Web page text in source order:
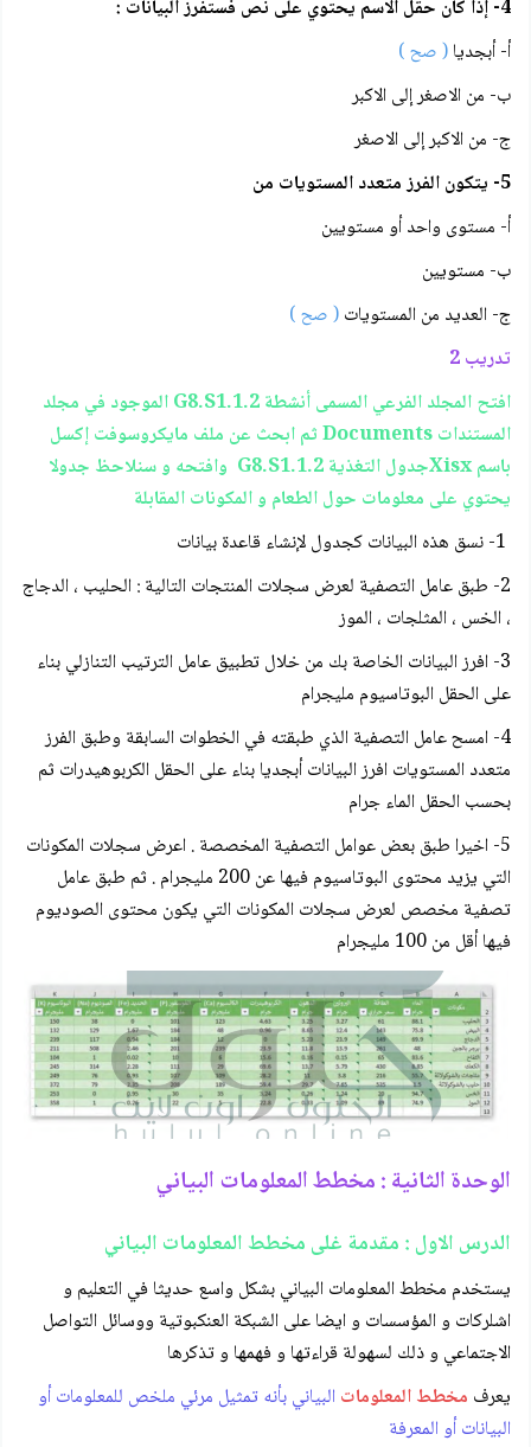
4- إذا كان حقل الاسم يحتوي على نص فستفرز البيانات :
أ- أبجديا( صح )
ب- من الاصغر إلى الاكبر
ج- من الاكبر إلى الاصغر
5- يتكون الفرز متعدد المستويات من
أ- مستوى واحد أو مستويين
ب- مستويين
ج- العديد من المستويات( صح )
تدريب 2
افتح المجلد الفرعي المسمى أنشطة G8.S1.1.2 الموجود في مجلد
المستندات Documents ثم ابحث عن ملف مايكروسوفت إكسل
باسم Xisxجدول التغذية G8.S1.1.2 وافتحه و سنلاحظ جدولا
يحتوي على معلومات حول الطعام و المكونات المقابلة
2- طبق عامل التصفية لعرض سجلات المنتجات التالية : الحليب ، الدجاج
، الخس ، المثلجات ، الموز
3- افرز البيانات الخاصة بك من خلال تطبيق عامل الترتيب التنازلي بناء
على الحقل البوتاسيوم مليجرام
4- امسح عامل التصفية الذي طبقته في الخطوات السابقة وطبق الفرز
متعدد المستويات افرز البيانات أبجديا بناء على الحقل الكربوهيدرات ثم
بحسب الحقل الماء جرام
5- اخيرا طبق بعض عوامل التصفية المخصصة . اعرض سجلات المكونات
التي يزيد محتوى البوتاسيوم فيها عن 200 مليجرام . ثم طبق عامل
تصفية مخصص لعرض سجلات المكونات التي يكون محتوى الصوديوم
فيها أقل من 100 مليجرام
الوحدة الثانية : مخطط المعلومات البياني
الدرس الاول : مقدمة غلى مخطط المعلومات البياني
يستخدم مخطط المعلومات البياني بشكل واسع حديثا في التعليم و
اشلركات و المؤسسات و ايضا على الشبكة العنكبوتية ووسائل التواصل
الاجتماعي و ذلك لسهولة قراءتها و فهمها و تذكرها
يعرف مخطط المعلومات البياني بأنه تمثيل مرئي ملخص للمعلومات أو
البيانات أو المعرفة